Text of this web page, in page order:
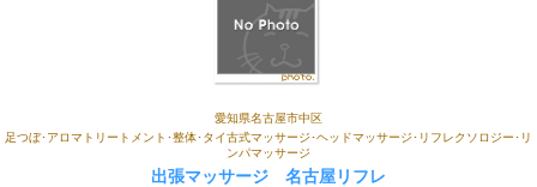
愛知県名古屋市中区
足つぼ･アロマトリートメント･整体･タイ古式マッサージ･ヘッドマッサージ･リフレクソロジー･リ
ンパマッサージ
出張マッサージ 名古屋リフレ